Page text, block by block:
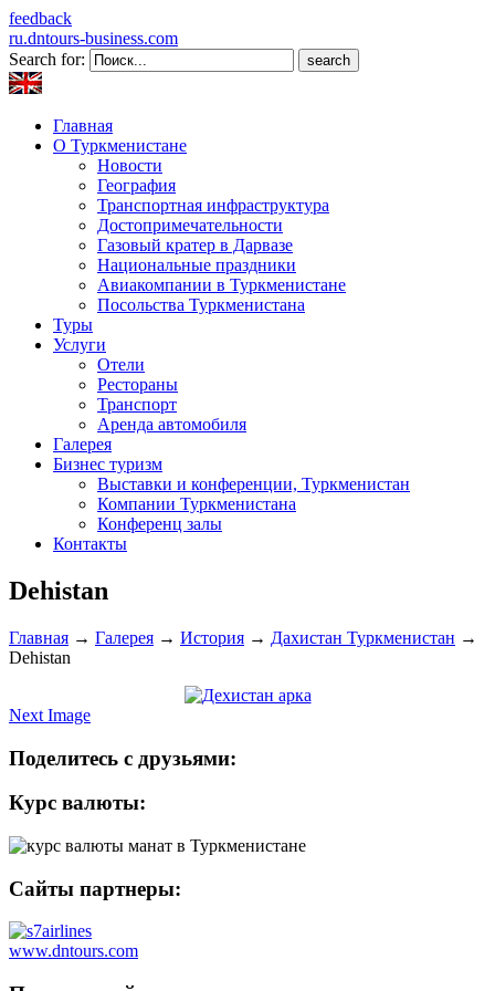
feedback
ru.dntours-business.com
Search for:
Главная
О Туркменистане
Новости
География
Транспортная инфраструктура
Достопримечательности
Газовый кратер в Дарвазе
Национальные праздники
Авиакомпании в Туркменистане
Посольства Туркменистана
Туры
Услуги
Отели
Рестораны
Транспорт
Аренда автомобиля
Галерея
Бизнес туризм
Выставки и конференции, Туркменистан
Компании Туркменистана
Конференц залы
Контакты
Dehistan
Главная → Галерея → История → Дахистан Туркменистан →
Dehistan
Next Image
Поделитесь с друзьями:
Курс валюты:
Сайты партнеры:
www.dntours.com